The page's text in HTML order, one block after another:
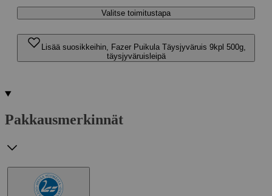
Valitse toimitustapa
Lisää suosikkeihin, Fazer Puikula Täysjyväruis 9kpl 500g,
täysjyväruisleipä
Pakkausmerkinnät